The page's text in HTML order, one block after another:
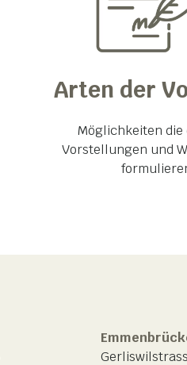
Arten der
Möglichkeiten die
Vorstellungen und